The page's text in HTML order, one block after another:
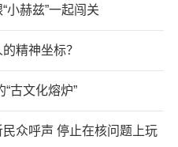
小赫兹”一起闯关
精神坐标？
“古文化熔炉”
众呼声 停止在核问题上玩